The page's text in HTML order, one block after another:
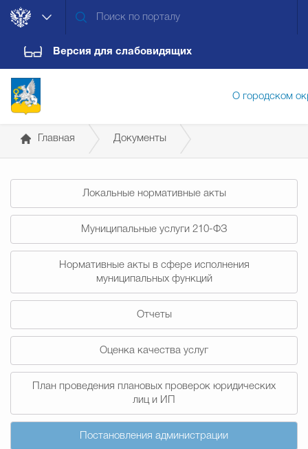
Версия для слабовидящих
О городском
Дума городского округа
Новости Обращения граждан
Противодействие
Главная Документы
Локальные нормативные акты
Муниципальные услуги 210-ФЗ
Нормативные акты в сфере исполнения
муниципальных функций
Отчеты
Оценка качества услуг
План проведения плановых проверок юридических
лиц и ИП
Постановления администрации